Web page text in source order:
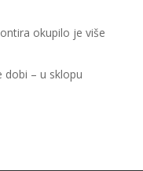
okupilo je više
– u sklopu